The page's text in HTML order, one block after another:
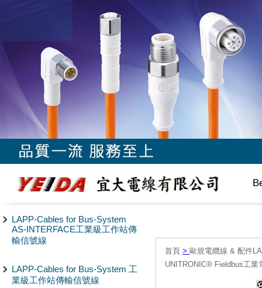
LAPP-Cables for Bus-System
AS-INTERFACE工業級工作站傳
輸信號線
LAPP-Cables for Bus-System 工
業級工作站傳輸信號線
首頁 > 歐規電纜線 & 配件
UNITRONIC® Fieldbus工業